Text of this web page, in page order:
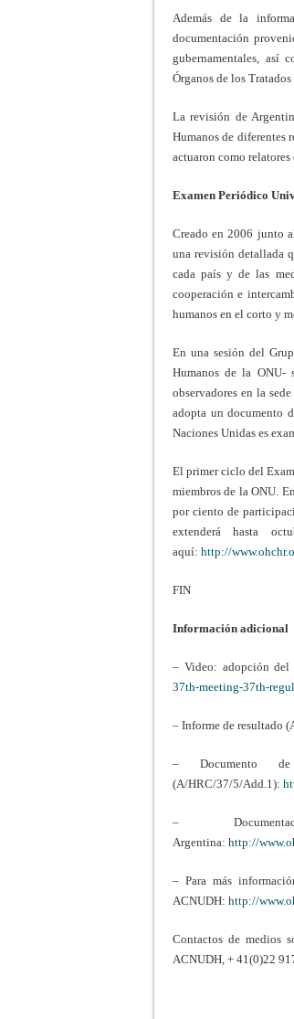
Además de la
documentación
gubernamentales, así
Órganos de los
La revisión de
Humanos de diferentes
actuaron como
Examen Periódico
Creado en 2006 junto
una revisión detallada
cada país y de las
cooperación e
humanos en el corto y
En una sesión del
Humanos de la ONU-
observadores en la
adopta un documento
Naciones Unidas es
El primer ciclo del
miembros de la ONU.
por ciento de
extenderá hasta
aquí: http://
FIN
Información adicional
– Video: adopción del
37th-meeting-37th-
– Informe de resultado
– Documento
(A/HRC/37/5/Add.1):
–
Argentina: http://
– Para más
ACNUDH: http://
Contactos de medios
ACNUDH, + 41(0)22